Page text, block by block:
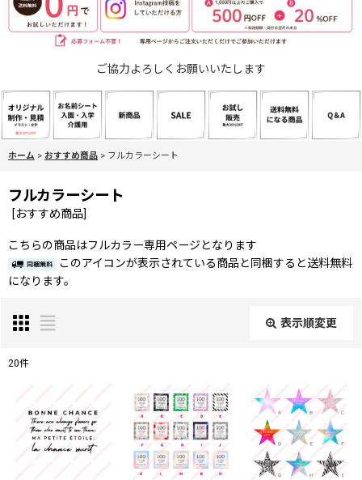
ご協力よろしくお願いいたします
ホーム > おすすめ商品 > フルカラーシート
フルカラーシート
[おすすめ商品]
こちらの商品はフルカラー専用ページとなります
このアイコンが表示されている商品と同梱すると送料無料
になります。
表示順変更
サブカテゴリ
表示数:
20件